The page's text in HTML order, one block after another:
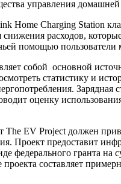
управления домашней
Home Charging Station
расходов,
помощью пользователи
собой основной
статистику и
оценку
EV Project должен
предоставит
федерального гранта
составляет